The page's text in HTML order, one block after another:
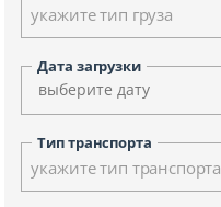
укажите тип груза
Дата загрузки
Тип транспорта
укажите тип транспорта